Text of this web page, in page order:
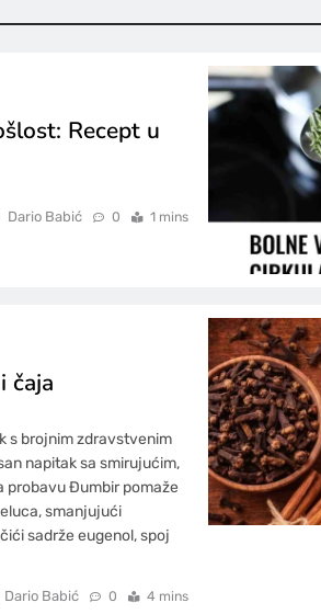
Recept u
Dario Babić 0 1 mins
čaja
s brojnim zdravstvenim
napitak sa smirujućim,
probavu Đumbir pomaže
smanjujući
sadrže eugenol, spoj
Dario Babić 0 4 mins